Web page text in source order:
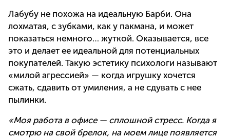
Лабубу не похожа на идеальную Барби. Она
лохматая, с зубками, как у пакмана, и может
показаться немного… жуткой. Оказывается, все
это и делает ее идеальной для потенциальных
покупателей. Такую эстетику психологи называют
«милой агрессией» — когда игрушку хочется
сжать, сдавить от умиления, а не сдувать с нее
пылинки.
«Моя работа в офисе — сплошной стресс. Когда я
смотрю на свой брелок, на моем лице появляется